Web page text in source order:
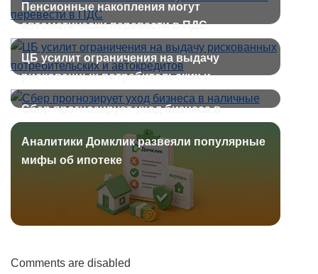
Пенсионные накопления могут
автоматически перевести в ПДС
ЦБ усилит ограничения на выдачу
рискованных потребительских и
автокредитов
Сбер прогнозирует уход бизнеса в
Аналитики Домклик развеяли популярные
мифы об ипотеке
Comments are disabled